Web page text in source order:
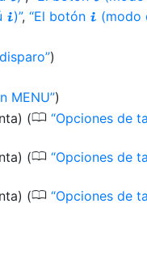
i) , El botón i (modo
)
MENU )
(0 Opciones de
(0 Opciones de
(0 Opciones de